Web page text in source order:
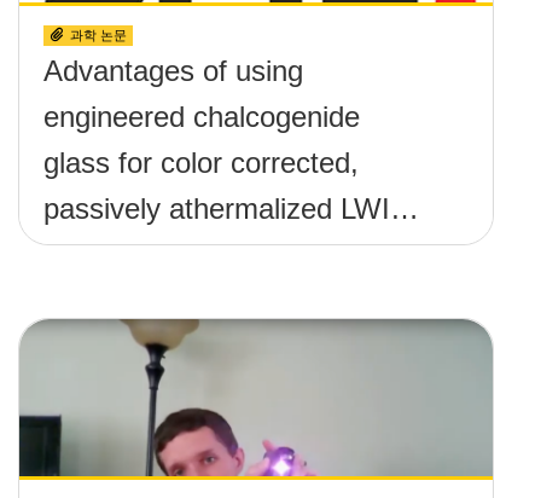
과학 논문
Advantages of using
engineered chalcogenide
glass for color corrected,
passively athermalized LWIR
imaging systems